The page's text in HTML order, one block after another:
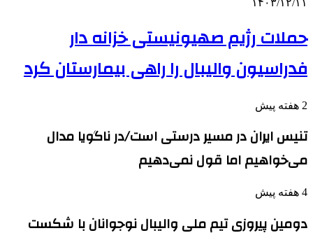
۱۴۰۳/۱۲/۱۱
حملات رژیم صهیونیستی خزانه دار
فدراسیون والیبال را راهی بیمارستان کرد
2 هفته پیش
تنیس ایران در مسیر درستی است/در ناگویا مدال
می‌خواهیم اما قول نمی‌دهیم
4 هفته پیش
دومین پیروزی تیم ملی والیبال نوجوانان با شکست